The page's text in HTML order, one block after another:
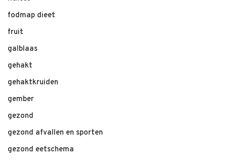
fodmap dieet
fruit
galblaas
gehakt
gehaktkruiden
gember
gezond
gezond afvallen en sporten
gezond eetschema